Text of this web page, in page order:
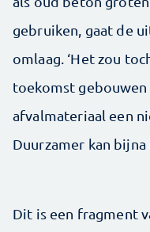
gebruiken, gaat de
omlaag. ‘Het zou
toekomst
afvalmateriaal een
Duurzamer kan bijna
Dit is een fragment